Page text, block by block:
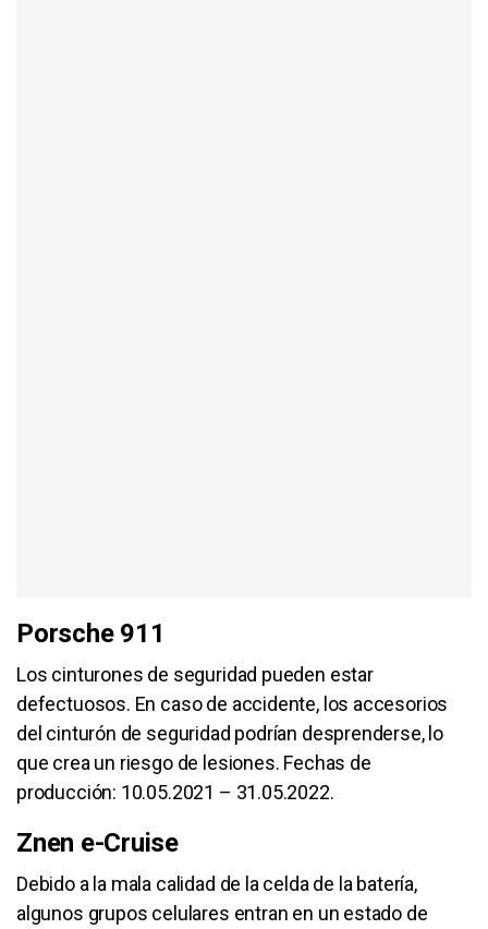
Porsche 911
Los cinturones de seguridad pueden estar
defectuosos. En caso de accidente, los accesorios
del cinturón de seguridad podrían desprenderse, lo
que crea un riesgo de lesiones. Fechas de
producción: 10.05.2021 – 31.05.2022.
Znen e-Cruise
Debido a la mala calidad de la celda de la batería,
algunos grupos celulares entran en un estado de